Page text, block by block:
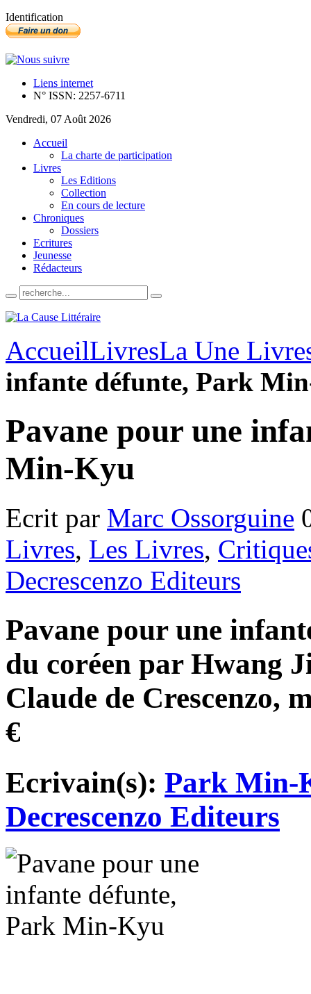
Identification
Liens internet
N° ISSN: 2257-6711
Vendredi, 07 Août 2026
Accueil
La charte de participation
Livres
Les Editions
Collection
En cours de lecture
Chroniques
Dossiers
Ecritures
Jeunesse
Rédacteurs
AccueilLivresLa Une
infante défunte, Park
Pavane pour une
Min-Kyu
Ecrit par Marc Ossorguine
Livres, Les Livres,
Decrescenzo Editeurs
Pavane pour une
du coréen par Hwang
Claude de Crescenzo,
€
Ecrivain(s): Park Min-
Decrescenzo Editeurs